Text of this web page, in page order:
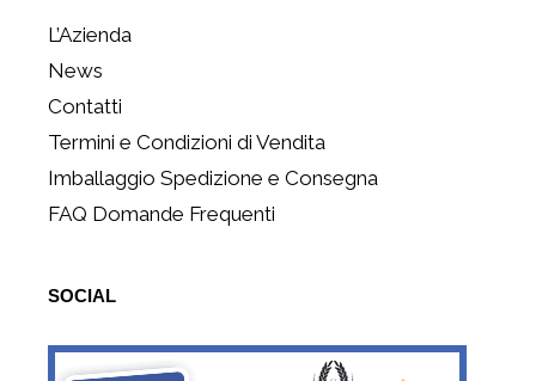
L’Azienda
News
Contatti
Termini e Condizioni di Vendita
Imballaggio Spedizione e Consegna
FAQ Domande Frequenti
SOCIAL